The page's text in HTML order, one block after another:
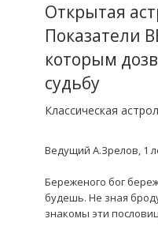
Открытая
Показатели
которым
судьбу
Классическая
Ведущий А.Зрелов, 1
Береженого бог
будешь. Не зная
знакомы эти